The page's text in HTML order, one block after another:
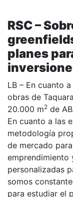
RSC –
planes
LB – En cuanto
obras de
20.000 m2 de
En cuanto a las
metodología
de mercado
emprendimiento
personalizadas
somos
para estudiar el